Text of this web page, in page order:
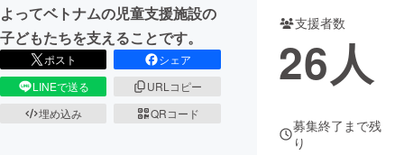
よってベトナムの児童支援施設の
子どもたちを支えることです。
ポスト
シェア
LINEで送る
URLコピー
埋め込み
QRコード
支援者数
26人
募集終了まで残
り